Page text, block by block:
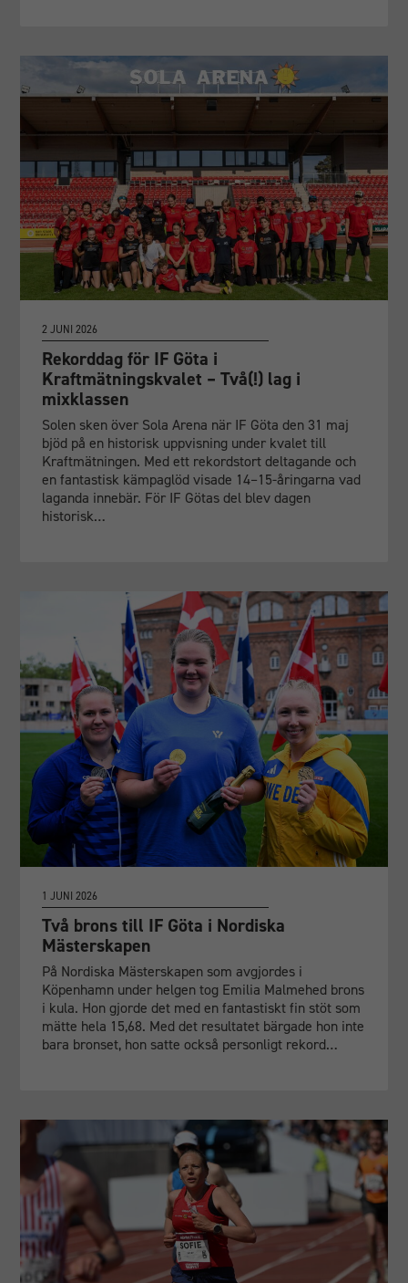
2 JUNI 2026
Rekorddag för IF Göta i
Kraftmätningskvalet – Två(!) lag i
mixklassen
Solen sken över Sola Arena när IF Göta den 31 maj
bjöd på en historisk uppvisning under kvalet till
Kraftmätningen. Med ett rekordstort deltagande och
en fantastisk kämpaglöd visade 14–15-åringarna vad
laganda innebär. För IF Götas del blev dagen
historisk…
1 JUNI 2026
Två brons till IF Göta i Nordiska
Mästerskapen
På Nordiska Mästerskapen som avgjordes i
Köpenhamn under helgen tog Emilia Malmehed brons
i kula. Hon gjorde det med en fantastiskt fin stöt som
mätte hela 15,68. Med det resultatet bärgade hon inte
bara bronset, hon satte också personligt rekord…